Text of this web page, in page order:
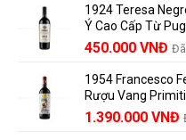
là:
858.000 VNĐ.
tại
là:
1924 Teresa
Ý Cao Cấp Từ
Giá
là:
495.000 VNĐ.
450.000 VNĐ Giá
tại
là:
1954 Francesco
Rượu Vang
Giá
1.390.000 VNĐ